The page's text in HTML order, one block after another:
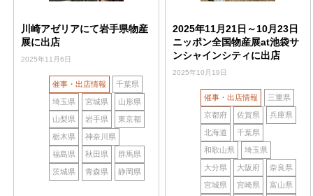
川崎アゼリアにて岩手県物産
展に出店
2025年11月6日
催事・出店情報 千葉県
埼玉県 宮城県 山形県
山梨県 岩手県 東京都
栃木県 神奈川県
福島県 秋田県 群馬県
茨城県 青森県 静岡県
2025年11月21日～10月23日
ニッポン全国物産展at池袋サ
ンシャインシティに出店
2025年10月19日
催事・出店情報 三重県
京都府 佐賀県 兵庫県
北海道 千葉県
和歌山県 埼玉県
大分県 大阪府 奈良県
宮城県 宮崎県 富山県